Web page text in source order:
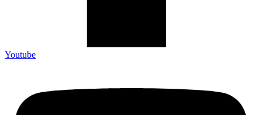
Youtube